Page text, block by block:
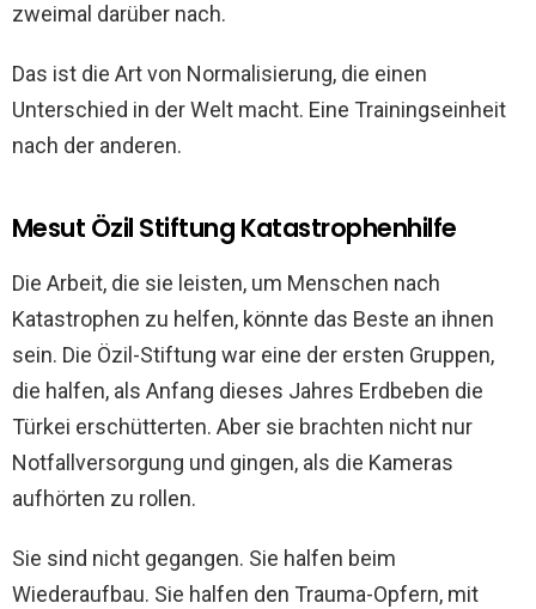
zweimal darüber nach.
Das ist die Art von Normalisierung, die einen
Unterschied in der Welt macht. Eine Trainingseinheit
nach der anderen.
Mesut Özil Stiftung Katastrophenhilfe
Die Arbeit, die sie leisten, um Menschen nach
Katastrophen zu helfen, könnte das Beste an ihnen
sein. Die Özil-Stiftung war eine der ersten Gruppen,
die halfen, als Anfang dieses Jahres Erdbeben die
Türkei erschütterten. Aber sie brachten nicht nur
Notfallversorgung und gingen, als die Kameras
aufhörten zu rollen.
Sie sind nicht gegangen. Sie halfen beim
Wiederaufbau. Sie halfen den Trauma-Opfern, mit